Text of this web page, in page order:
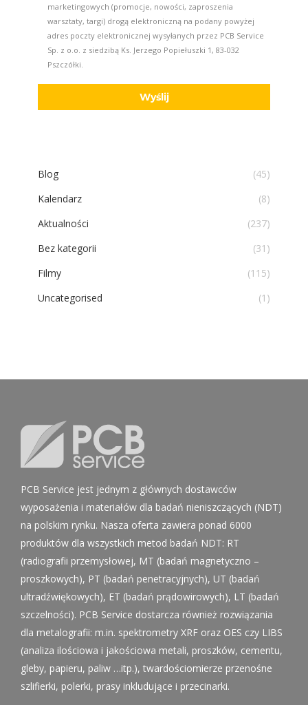
marketingowych (promocje, nowości, zaproszenia
warsztaty, targi) drogą elektroniczną na podany powyżej
adres poczty elektronicznej wysyłanych przez PCB Service
Sp. z o.o. z siedzibą Ks. Jerzego Popiełuszki 1, 83-032
Pszczółki.
Blog
(45)
Kalendarz
(8)
Aktualności
(237)
Bez kategorii
(31)
Filmy
(115)
Uncategorised
(1)
PCB Service jest jednym z głównych dostawców
wyposażenia i materiałów dla badań nieniszczących (NDT)
na polskim rynku. Nasza oferta zawiera ponad 6000
produktów dla wszystkich metod badań NDT: RT
(radiografii przemysłowej, MT (badań magnetyczno –
proszkowych), PT (badań penetracyjnych), UT (badań
ultradźwiękowych), ET (badań prądowirowych), LT (badań
szczelności). PCB Service dostarcza również rozwiązania
dla metalografii: m.in. spektrometry XRF oraz OES czy LIBS
(analiza ilościowa i jakościowa metali, proszków, cementu,
gleby, papieru, paliw …itp.), twardościomierze przenośne
szlifierki, polerki, prasy inkludujące i przecinarki.